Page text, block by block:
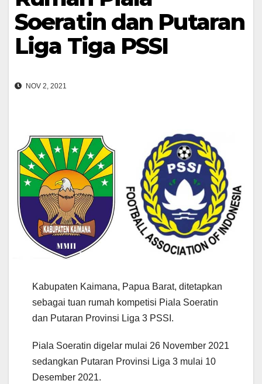
Soeratin dan Putaran
Liga Tiga PSSI
NOV 2, 2021
Kabupaten Kaimana, Papua Barat, ditetapkan
sebagai tuan rumah kompetisi Piala Soeratin
dan Putaran Provinsi Liga 3 PSSI.
Piala Soeratin digelar mulai 26 November 2021
sedangkan Putaran Provinsi Liga 3 mulai 10
Desember 2021.